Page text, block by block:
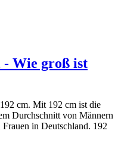
Wie groß ist
cm. Mit 192 cm ist die
Durchschnitt von Männern
in Deutschland. 192